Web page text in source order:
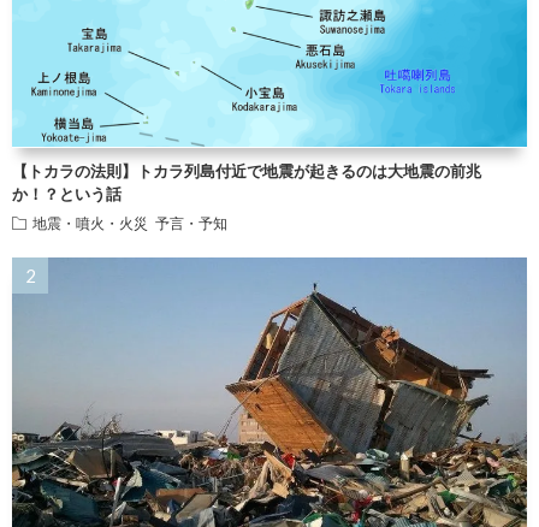
【トカラの法則】トカラ列島付近で地震が起きるのは大地震の前兆
か！？という話
地震・噴火・火災 予言・予知